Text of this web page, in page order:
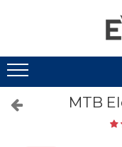
MTB